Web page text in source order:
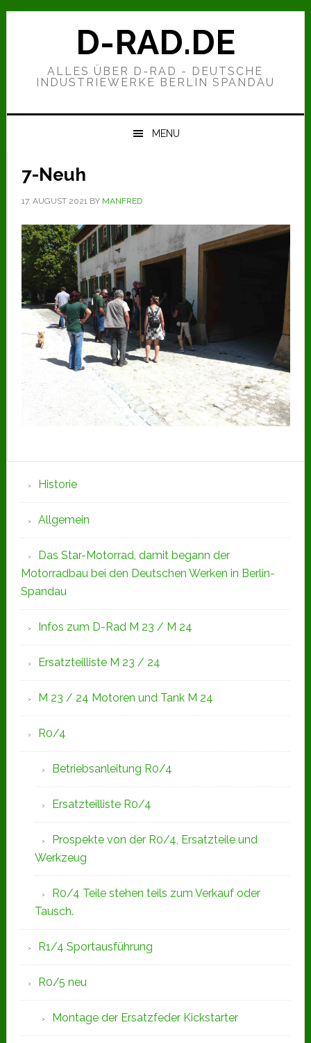
Zur
Hauptnavigation
Zum
Zur
D-RAD.DE
ALLES ÜBER D-RAD - DEUTSCHE
INDUSTRIEWERKE BERLIN SPANDAU
MENU
7-Neuh
17. AUGUST 2021BY MANFRED
Seitenspalte
Historie
Allgemein
Das Star-Motorrad, damit begann der
Motorradbau bei den Deutschen Werken in Berlin-
Spandau
Infos zum D-Rad M 23 / M 24
Ersatzteilliste M 23 / 24
M 23 / 24 Motoren und Tank M 24
R0/4
Betriebsanleitung R0/4
Ersatzteilliste R0/4
Prospekte von der R0/4, Ersatzteile und
Werkzeug
R0/4 Teile stehen teils zum Verkauf oder
Tausch.
R1/4 Sportausführung
R0/5 neu
Montage der Ersatzfeder Kickstarter